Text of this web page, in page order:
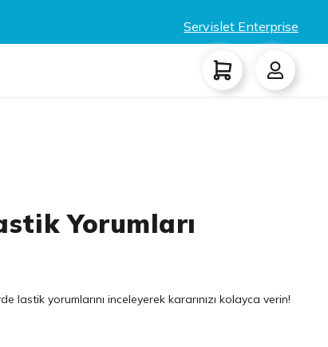
Servislet Enterprise
Yorumları
lastik yorumlarını inceleyerek kararınızı kolayca verin!